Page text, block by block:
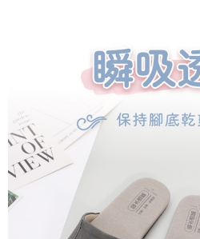
※ 交易是否成功請以「AFTEE先享後付
是否繳費成功／繳費後需取消欲退款等相
客戶支援中心」https://
【注意事項】
１．透過由恩沛科技股份有限公司提供之
易，需依本服務之必要範圍內提供個人資
權轉讓予恩沛科技股份有限公司。
２．關於個人資料處理事宜，請瀏覽以下網
https://aftee.tw/terms/#terms3
３．未成年的使用者請事先徵得法定代理
「AFTEE先享後付」，若未經同意申辦者
每筆NT$80，滿NT$490(含以上)免運
每筆NT$80，滿NT$490(含以上)免運
離島宅配
每筆NT$150，滿NT$800(含以上)免運